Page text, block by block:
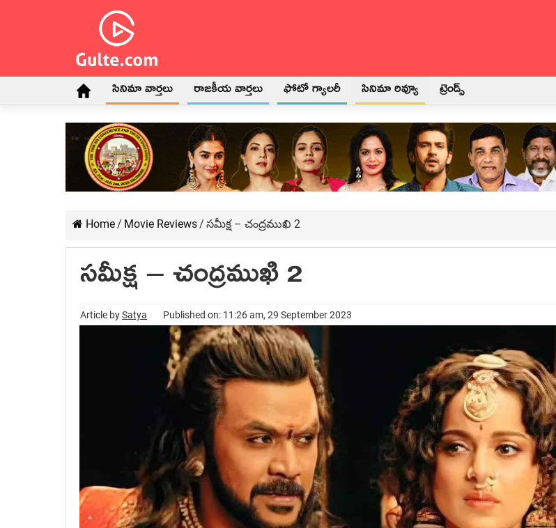
సినిమా వార్తలు రాజకీయ వార్తలు ఫోటో గ్యాలరీ సినిమా రివ్యూ ట్రెండ్స్
Home / Movie Reviews / సమీక్ష – చంద్రముఖి 2
సమీక్ష – చంద్రముఖి 2
Article bySatya Published on: 11:26 am, 29 September 2023